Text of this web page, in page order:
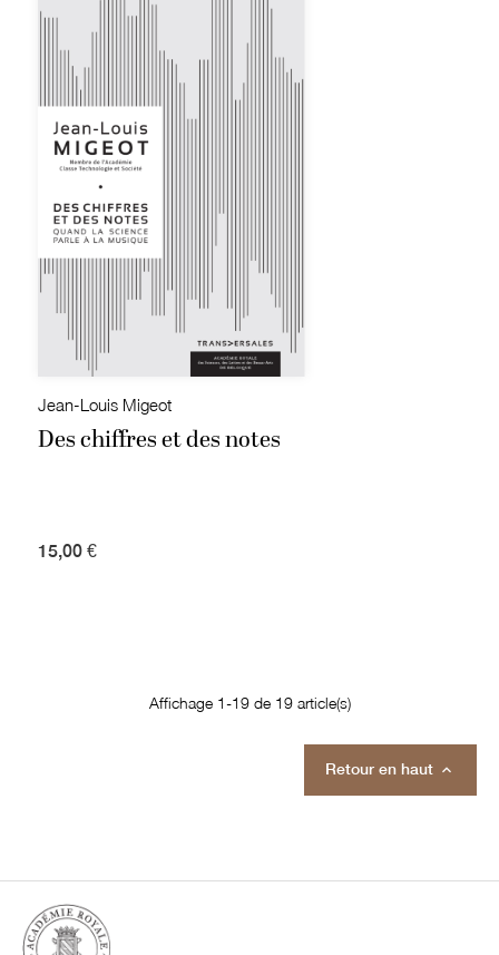
Jean-Louis Migeot
Des chiffres et des notes
15,00 €
Affichage 1-19 de 19 article(s)
Retour en haut 